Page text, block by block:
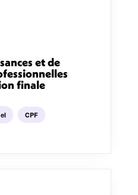
et de
finale
CPF